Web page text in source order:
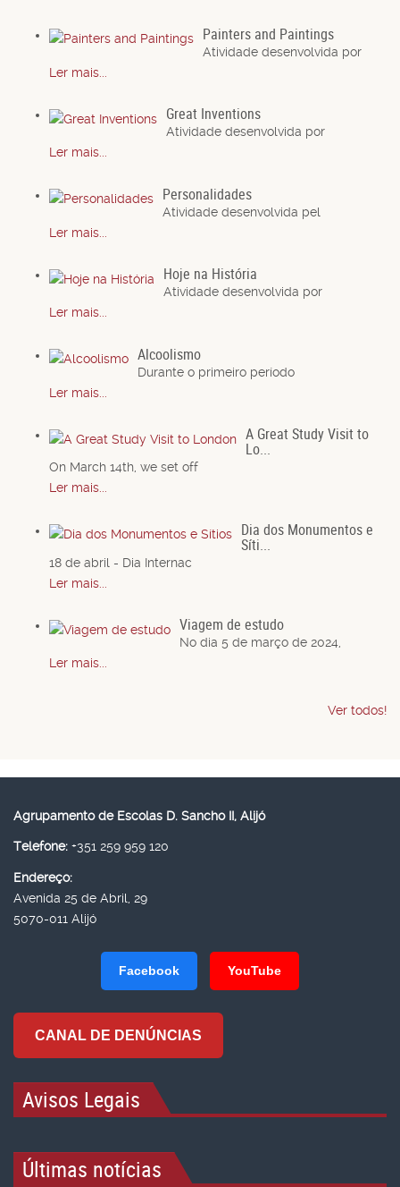
Painters and Paintings
Atividade desenvolvida por
Ler mais...
Great Inventions
Atividade desenvolvida por
Ler mais...
Personalidades
Atividade desenvolvida pel
Ler mais...
Hoje na História
Atividade desenvolvida por
Ler mais...
Alcoolismo
Durante o primeiro período
Ler mais...
A Great Study Visit to
Lo...
On March 14th, we set off
Ler mais...
Dia dos Monumentos e
Síti...
18 de abril - Dia Internac
Ler mais...
Viagem de estudo
No dia 5 de março de 2024,
Ler mais...
Ver todos!
Agrupamento de Escolas D. Sancho II, Alijó
Telefone: +351 259 959 120
Endereço:
Avenida 25 de Abril, 29
5070-011 Alijó
Facebook YouTube
CANAL DE DENÚNCIAS
Avisos Legais
Últimas notícias